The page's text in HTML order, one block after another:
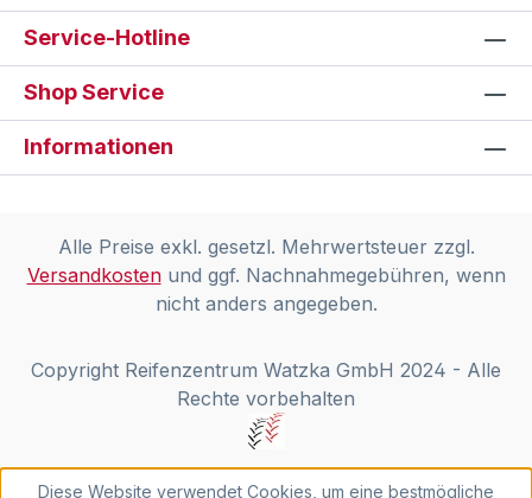
Service-Hotline
Shop Service
Informationen
Alle Preise exkl. gesetzl. Mehrwertsteuer zzgl.
Versandkostenund ggf. Nachnahmegebühren, wenn
nicht anders angegeben.
Copyright Reifenzentrum Watzka GmbH 2024 - Alle
Rechte vorbehalten
Diese Website verwendet Cookies, um eine bestmögliche